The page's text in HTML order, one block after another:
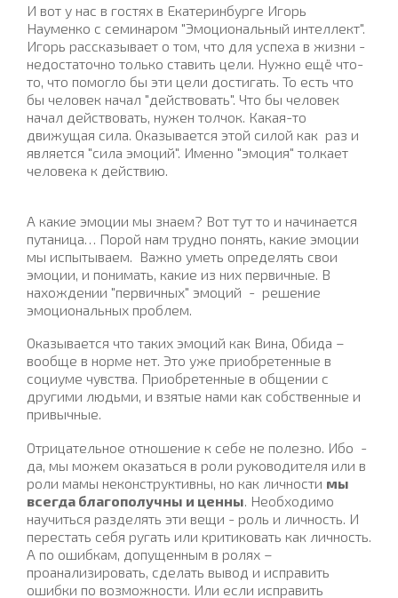
И вот у нас в гостях в Екатеринбурге Игорь
Науменко с семинаром "Эмоциональный интеллект".
Игорь рассказывает о том, что для успеха в жизни -
недостаточно только ставить цели. Нужно ещё что-
то, что помогло бы эти цели достигать. То есть что
бы человек начал "действовать". Что бы человек
начал действовать, нужен толчок. Какая-то
движущая сила. Оказывается этой силой как раз и
является "сила эмоций". Именно "эмоция" толкает
человека к действию.
А какие эмоции мы знаем? Вот тут то и начинается
путаница… Порой нам трудно понять, какие эмоции
мы испытываем. Важно уметь определять свои
эмоции, и понимать, какие из них первичные. В
нахождении "первичных" эмоций - решение
эмоциональных проблем.
Оказывается что таких эмоций как Вина, Обида –
вообще в норме нет. Это уже приобретенные в
социуме чувства. Приобретенные в общении с
другими людьми, и взятые нами как собственные и
привычные.
Отрицательное отношение к себе не полезно. Ибо -
да, мы можем оказаться в роли руководителя или в
роли мамы неконструктивны, но как личности мы
всегда благополучны и ценны . Необходимо
научиться разделять эти вещи - роль и личность. И
перестать себя ругать или критиковать как личность.
А по ошибкам, допущенным в ролях –
проанализировать, сделать вывод и исправить
ошибки по возможности. Или если исправить